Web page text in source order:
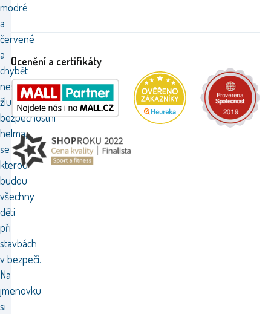
modré
a
červené
a
chybět
nesmí
žlutá
bezpečnostní
helma,
se
kterou
budou
všechny
děti
při
stavbách
v bezpečí.
Na
jmenovku
si
Ocenění a certifikáty